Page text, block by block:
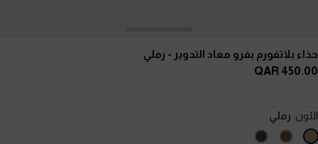
حذاء بلاتفورم بفرو معاد التدوير - رملي
450.00 QAR
اللون: رملي